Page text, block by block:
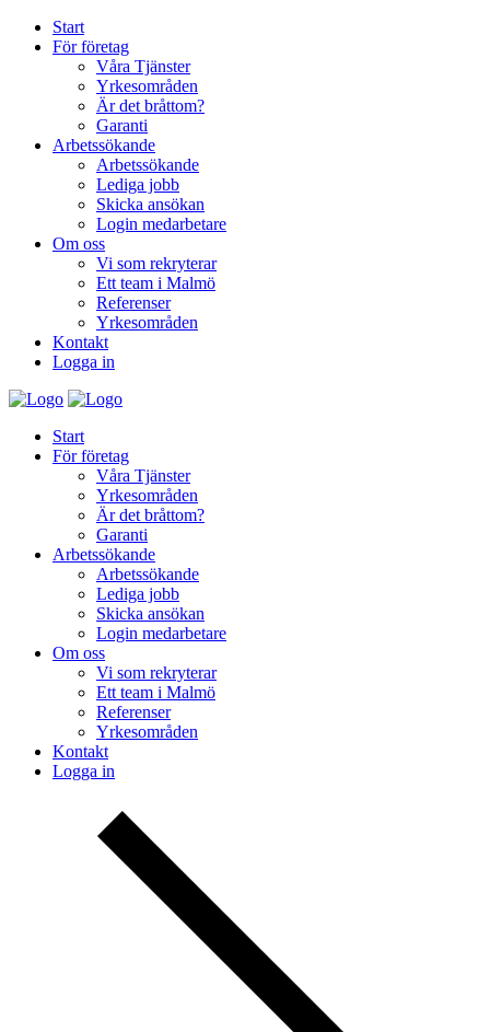
Start
För företag
Våra Tjänster
Yrkesområden
Är det bråttom?
Garanti
Arbetssökande
Arbetssökande
Lediga jobb
Skicka ansökan
Login medarbetare
Om oss
Vi som rekryterar
Ett team i Malmö
Referenser
Yrkesområden
Kontakt
Logga in
Start
För företag
Våra Tjänster
Yrkesområden
Är det bråttom?
Garanti
Arbetssökande
Arbetssökande
Lediga jobb
Skicka ansökan
Login medarbetare
Om oss
Vi som rekryterar
Ett team i Malmö
Referenser
Yrkesområden
Kontakt
Logga in